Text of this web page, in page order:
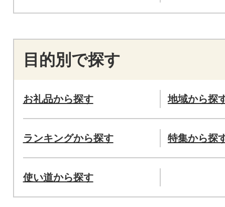
目的別で探す
お礼品から探す 地域から探
ランキングから探す 特集から探
使い道から探す